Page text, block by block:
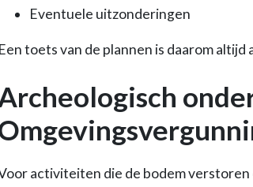
Eventuele uitzonderingen
Een toets van de plannen is daarom altijd
activiteiten die de bodem